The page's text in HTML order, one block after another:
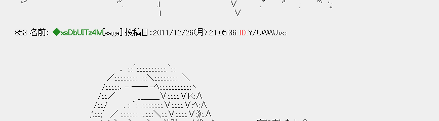
''" '". .ｌ ∨ .~ 'ﾟ ; ~' ',;
ｌ ∨
853 名前： ◆xsDbUITz4M [saga] 投稿日：2011/12/26(月) 21:05:36 ID:Y/UWWJvc
． :.:´:.:.:.:.:.:.:.:.:.:.｀:.:
／:.:.:.:.:.:.:.:.:.:.:＼:.:.:.:.:.:.:.:.:.＼
/:.:.:.:.:．- ── -ﾍ:.:.:.:.:.:.:.:.:.:.:ヽ
/:.:.／ __＿＿∨:.:.:.:.∨Ｋ:∧
/:.:./ . : ´:.:.:.:.:.:.:.:.:.∨:.:.:.:.∨:ﾍ:∧
,'.:.:.;′／ :.:.:.:.:.:.:.､:.:.:＼:.:.∨:.:.:.:.∨:》:.∧